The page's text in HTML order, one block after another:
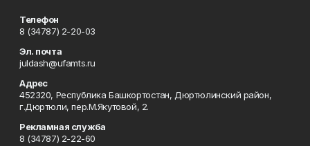
Телефон
8 (34787) 2-20-03
Эл. почта
juldash@ufamts.ru
Адрес
452320, Республика Башкортостан, Дюртюлинский район,
г.Дюртюли, пер.М.Якутовой, 2.
Рекламная служба
8 (34787) 2-22-60